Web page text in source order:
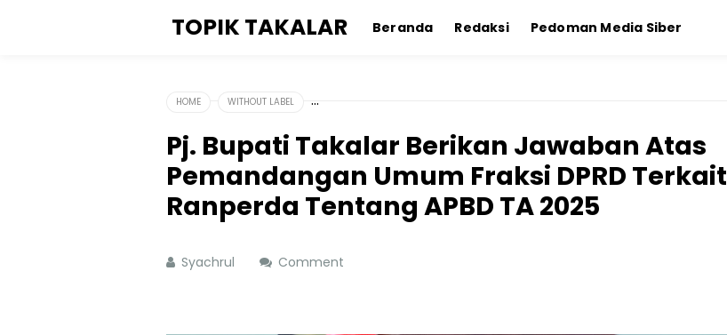
TOPIK TAKALAR Beranda Redaksi Pedoman Media Siber
HOME WITHOUT LABEL
Pj. Bupati Takalar Berikan Jawaban Atas
Pemandangan Umum Fraksi DPRD Terkait
Ranperda Tentang APBD TA 2025
Syachrul Comment